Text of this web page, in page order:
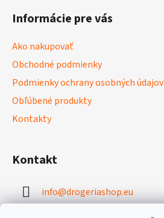
Informácie pre vás
Ako nakupovať
Obchodné podmienky
Podmienky ochrany osobných údajov
Obľúbené produkty
Kontakty
Kontakt
info@drogeriashop.eu